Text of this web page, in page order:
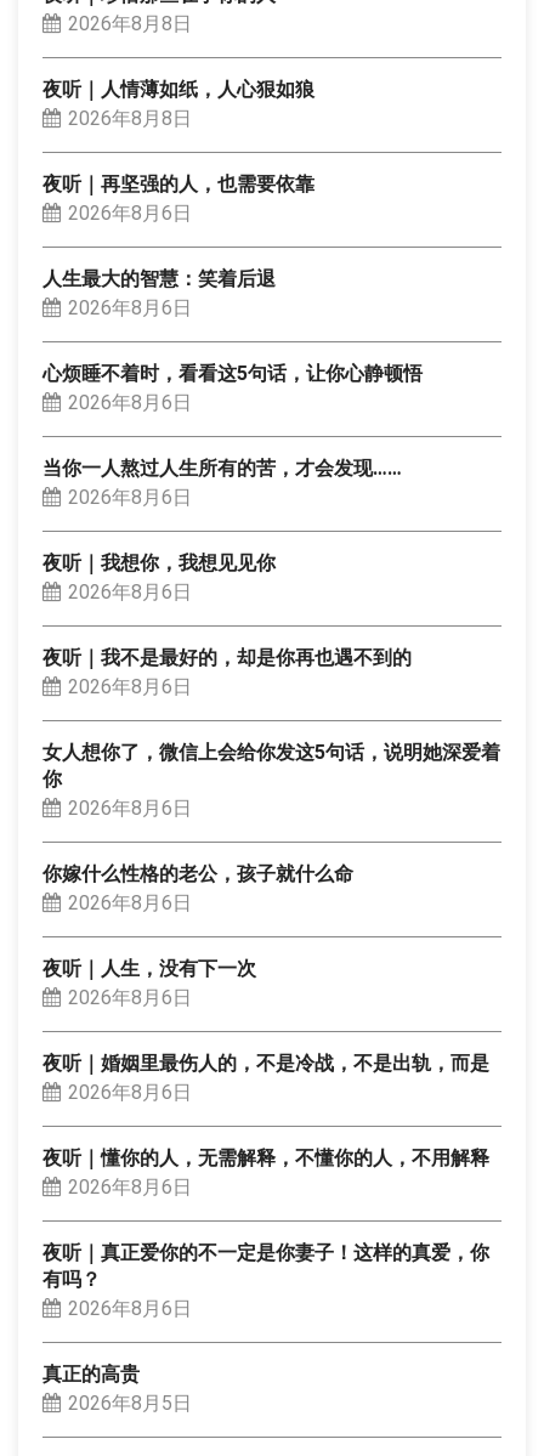
2026年8月8日
夜听｜人情薄如纸，人心狠如狼
2026年8月8日
夜听｜再坚强的人，也需要依靠
2026年8月6日
人生最大的智慧：笑着后退
2026年8月6日
心烦睡不着时，看看这5句话，让你心静顿悟
2026年8月6日
当你一人熬过人生所有的苦，才会发现……
2026年8月6日
夜听｜我想你，我想见见你
2026年8月6日
夜听｜我不是最好的，却是你再也遇不到的
2026年8月6日
女人想你了，微信上会给你发这5句话，说明她深爱着
你
2026年8月6日
你嫁什么性格的老公，孩子就什么命
2026年8月6日
夜听｜人生，没有下一次
2026年8月6日
夜听｜婚姻里最伤人的，不是冷战，不是出轨，而是
2026年8月6日
夜听｜懂你的人，无需解释，不懂你的人，不用解释
2026年8月6日
夜听｜真正爱你的不一定是你妻子！这样的真爱，你
有吗？
2026年8月6日
真正的高贵
2026年8月5日